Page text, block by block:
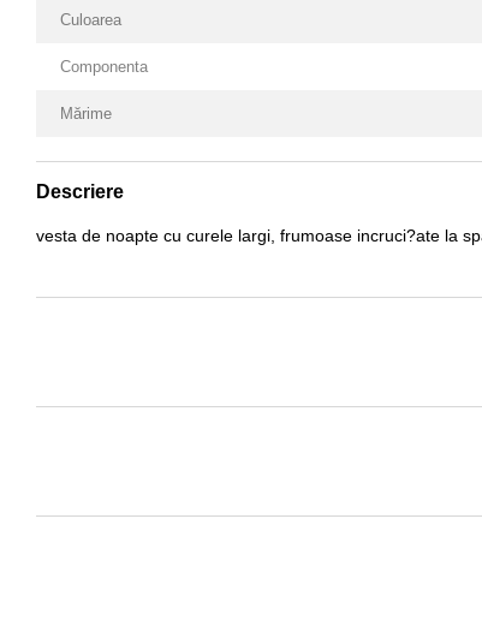
Culoarea
Componenta
Mărime
Descriere
vesta de noapte cu curele largi, frumoase incruci?ate la